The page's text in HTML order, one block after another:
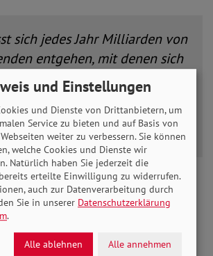
sich jedes Jahr Milliarden von
entgehen, mit denen sich
problemlos schließen ließen.
nun beim Bürgergeld
der Schwächsten.“
Gesetzgebungsverfahren
weiteren
zur Neuen
und Einstellungen
und Dienste von Drittanbietern, um
Service zu bieten und auf Basis von
weiter zu verbessern. Sie können
welche Cookies und Dienste wir
Natürlich haben Sie jederzeit die
erteilte Einwilligung zu widerrufen.
auch zur Datenverarbeitung durch
Sie in unserer Datenschutzerklärung
.
Alle ablehnen Alle annehmen